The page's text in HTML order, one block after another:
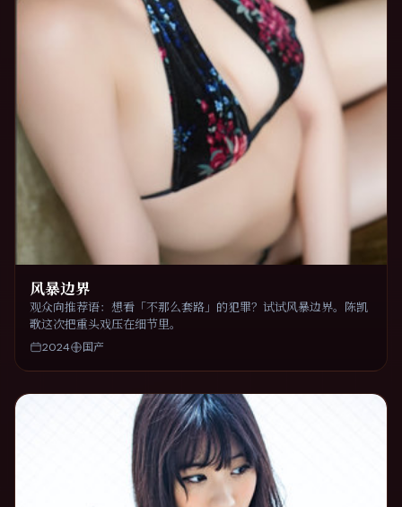
风暴边界
观众向推荐语：想看「不那么套路」的犯罪？试试风暴边界。陈凯
歌这次把重头戏压在细节里。
2024 国产